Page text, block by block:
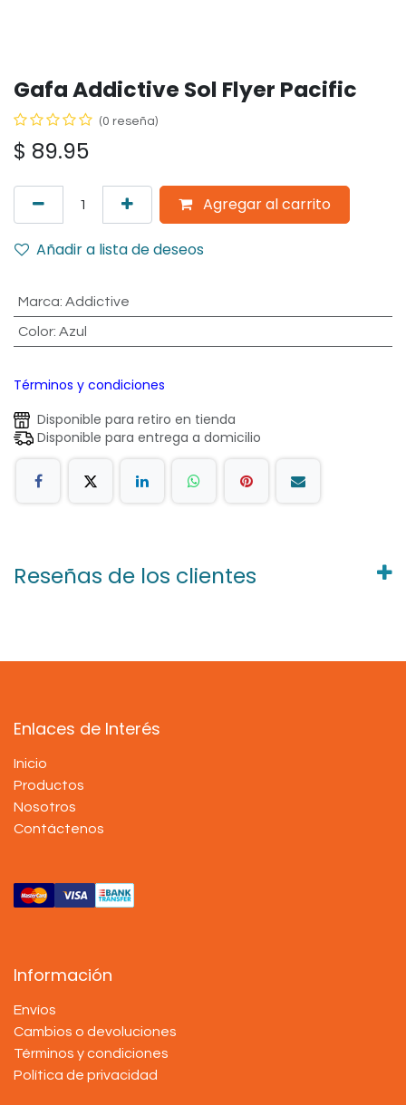
Gafa Addictive Sol Flyer Pacific
(0 reseña)
$ 89.95
Agregar al carrito
Añadir a lista de deseos
Marca: Addictive
Color: Azul
Términos y condiciones
Disponible para retiro en tienda
Disponible para entrega a domicilio
Reseñas de los clientes
Enlaces de Interés
Inicio
Productos
Nosotros
Contáctenos
Información
Envíos
Cambios o devoluciones
Términos y condiciones
Política de privacidad